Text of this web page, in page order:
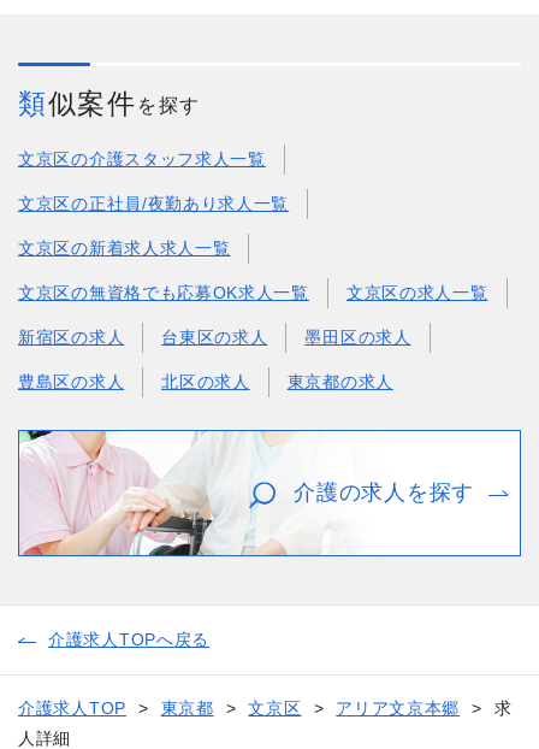
類似案件 を探す
文京区の介護スタッフ求人一覧
文京区の正社員/夜勤あり求人一覧
文京区の新着求人求人一覧
文京区の無資格でも応募OK求人一覧 文京区の求人一覧
新宿区の求人 台東区の求人 墨田区の求人
豊島区の求人 北区の求人 東京都の求人
介護の求人を探す
介護求人TOPへ戻る
介護求人TOP 東京都 文京区 アリア文京本郷
求
人詳細